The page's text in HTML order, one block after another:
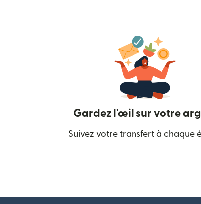
Gardez l'œil sur votre
Suivez votre transfert à chaque